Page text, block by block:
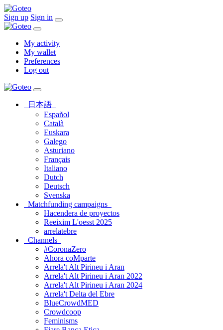
Sign up Sign in
My activity
My wallet
Preferences
Log out
日本語
Español
Català
Euskara
Galego
Asturiano
Français
Italiano
Dutch
Deutsch
Svenska
Matchfunding campaigns
Hacendera de proyectos
Reeixim L'oesst 2025
arrelatebre
Channels
#CoronaZero
Ahora coMparte
Arrela't Alt Pirineu i Aran
Arrela't Alt Pirineu i Aran 2022
Arrela't Alt Pirineu i Aran 2024
Arrela't Delta del Ebre
BlueCrowdMED
Crowdcoop
Feminisms